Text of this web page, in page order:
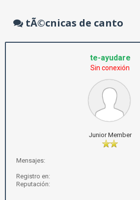
tÃ©cnicas de canto
te-ayudare
Sin conexión
Junior Member
Mensajes:
Registro en:
Reputación: